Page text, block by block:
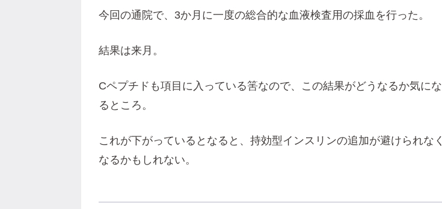
今回の通院で、3か月に一度の総合的な血液検査用の採血を行った。
結果は来月。
Cペプチドも項目に入っている筈なので、この結果がどうなるか気にな
るところ。
これが下がっているとなると、持効型インスリンの追加が避けられなく
なるかもしれない。